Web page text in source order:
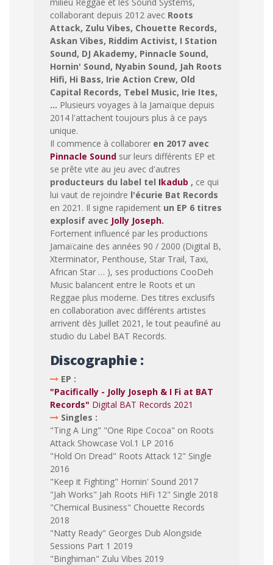
collaborant depuis 2012 avec Roots
Attack, Zulu Vibes, Chouette Records,
Askan Vibes, Riddim Activist, I Station
Sound, DJ Akademy, Pinnacle Sound,
Hornin' Sound, Nyabin Sound, Jah Roots
Hifi, Hi Bass, Irie Action Crew, Old
Capital Records, Tebel Music, Irie Ites,
… Plusieurs voyages à la Jamaïque depuis
2014 l'attachent toujours plus à ce pays
unique.
Il commence à collaborer en 2017 avec
Pinnacle Sound sur leurs différents EP et
se prête vite au jeu avec d'autres
producteurs du label tel Ikadub , ce qui
lui vaut de rejoindre l'écurie Bat Records
en 2021. Il signe rapidement un EP 6 titres
explosif avec Jolly Joseph.
Fortement influencé par les productions
Jamaïcaine des années 90 / 2000 (Digital B,
Xterminator, Penthouse, Star Trail, Taxi,
African Star … ), ses productions CooDeh
Music balancent entre le Roots et un
Reggae plus moderne. Des titres exclusifs
en collaboration avec différents artistes
arrivent dès Juillet 2021, le tout peaufiné au
studio du Label BAT Records.
Discographie :
EP :
"Pacifically - Jolly Joseph & I Fi at BAT
Records" Digital BAT Records 2021
Singles :
"Ting A Ling" "One Ripe Cocoa" on Roots
Attack Showcase Vol.1 LP 2016
"Hold On Dread" Roots Attack 12" Single
2016
"Keep it Fighting" Hornin' Sound 2017
"Jah Works" Jah Roots HiFi 12" Single 2018
"Chemical Business" Chouette Records
2018
"Natty Ready" Georges Dub Alongside
Sessions Part 1 2019
"Binghiman" Zulu Vibes 2019